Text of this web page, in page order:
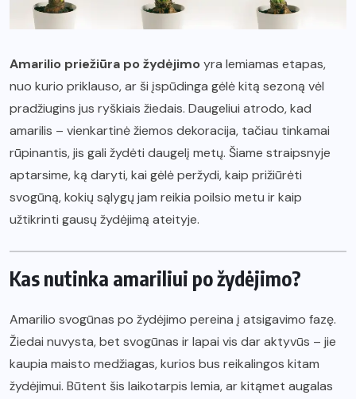
Amarilio priežiūra po žydėjimoyra lemiamas etapas,
nuo kurio priklauso, ar ši įspūdinga gėlė kitą sezoną vėl
pradžiugins jus ryškiais žiedais. Daugeliui atrodo, kad
amarilis – vienkartinė žiemos dekoracija, tačiau tinkamai
rūpinantis, jis gali žydėti daugelį metų. Šiame straipsnyje
aptarsime, ką daryti, kai gėlė peržydi, kaip prižiūrėti
svogūną, kokių sąlygų jam reikia poilsio metu ir kaip
užtikrinti gausų žydėjimą ateityje.
Kas nutinka amariliui po žydėjimo?
Amarilio svogūnas po žydėjimo pereina į atsigavimo fazę.
Žiedai nuvysta, bet svogūnas ir lapai vis dar aktyvūs – jie
kaupia maisto medžiagas, kurios bus reikalingos kitam
žydėjimui. Būtent šis laikotarpis lemia, ar kitąmet augalas